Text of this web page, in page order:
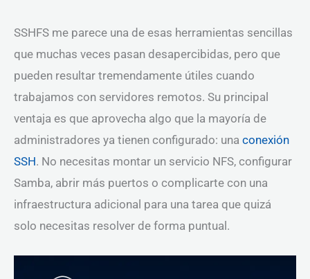
SSHFS me parece una de esas herramientas sencillas
que muchas veces pasan desapercibidas, pero que
pueden resultar tremendamente útiles cuando
trabajamos con servidores remotos. Su principal
ventaja es que aprovecha algo que la mayoría de
administradores ya tienen configurado: una conexión
SSH. No necesitas montar un servicio NFS, configurar
Samba, abrir más puertos o complicarte con una
infraestructura adicional para una tarea que quizá
solo necesitas resolver de forma puntual.